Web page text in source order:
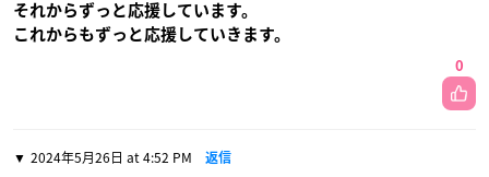
それからずっと応援しています。
これからもずっと応援していきます。
0
2024年5月26日 at 4:52 PM 返信